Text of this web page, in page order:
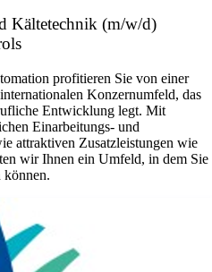
Kältetechnik (m/w/d)
profitieren Sie von einer
Konzernumfeld, das
Entwicklung legt. Mit
Einarbeitungs- und
attraktiven Zusatzleistungen wie
wir Ihnen ein Umfeld, in dem Sie
können.